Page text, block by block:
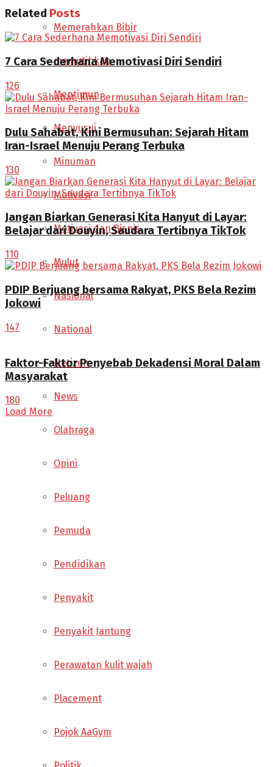
Memerahkan Bibir
memutihkan
Mentimun
Menyusui
Minuman
Motivasi
Motivasi dan Bisnis
Mulut
Nasional
National
Netizen
News
Olahraga
Opini
Peluang
Pemuda
Pendidikan
Penyakit
Penyakit Jantung
Perawatan kulit wajah
Placement
Pojok AaGym
Related Posts
7 Cara Sederhana Memotivasi Diri Sendiri
126
Dulu Sahabat, Kini Bermusuhan: Sejarah Hitam
Iran-Israel Menuju Perang Terbuka
130
Jangan Biarkan Generasi Kita Hanyut di Layar:
Belajar dari Douyin, Saudara Tertibnya TikTok
110
PDIP Berjuang bersama Rakyat, PKS Bela Rezim
Jokowi
147
Faktor-Faktor Penyebab Dekadensi Moral Dalam
Masyarakat
180
Load More